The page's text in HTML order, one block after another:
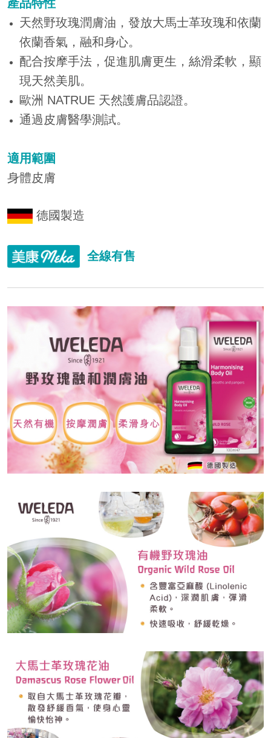
產品特性
天然野玫瑰潤膚油，發放大馬士革玫瑰和依蘭
依蘭香氣，融和身心。
配合按摩手法，促進肌膚更生，絲滑柔軟，顯
現天然美肌。
歐洲 NATRUE 天然護膚品認證。
通過皮膚醫學測試。
適用範圍
身體皮膚
德國製造
全線有售